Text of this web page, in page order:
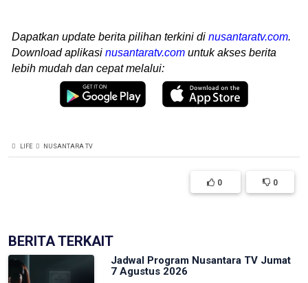
Dapatkan update berita pilihan terkini di nusantaratv.com.
Download aplikasi nusantaratv.com untuk akses berita
lebih mudah dan cepat melalui:
LIFE NUSANTARA TV
0 0
BERITA TERKAIT
Jadwal Program Nusantara TV Jumat
7 Agustus 2026